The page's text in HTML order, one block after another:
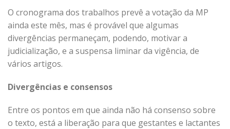
O cronograma dos trabalhos prevê a votação da MP
ainda este mês, mas é provável que algumas
divergências permaneçam, podendo, motivar a
judicialização, e a suspensa liminar da vigência, de
vários artigos.
Divergências e consensos
Entre os pontos em que ainda não há consenso sobre
o texto, está a liberação para que gestantes e lactantes